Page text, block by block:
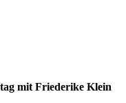
mit Friederike Klein